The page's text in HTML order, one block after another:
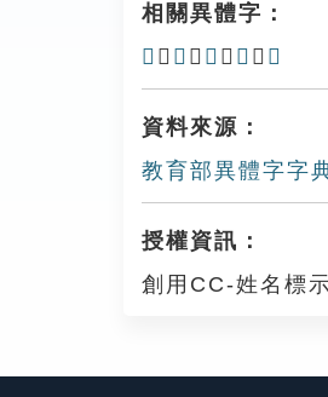
相關異體字：
𡄙 、 𧶷 、 𧷤 、 𡁃 、 歵
資料來源：
教育部異體字字
授權資訊：
創用CC-姓名標